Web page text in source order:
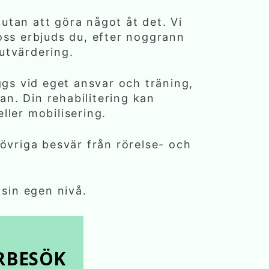
att göra något åt det. Vi
erbjuds du, efter noggrann
vid eget ansvar och träning,
Din rehabilitering kan
mobilisering.
besvär från rörelse- och
egen nivå.